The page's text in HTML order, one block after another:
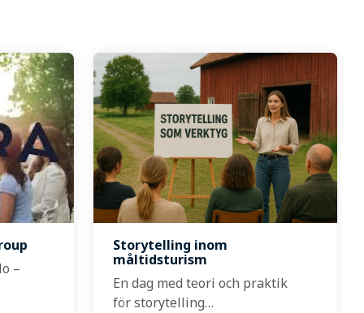
–
Storytelling inom
måltidsturism
En dag med teori och praktik
för storytelling…